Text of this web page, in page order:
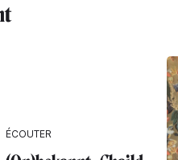
ÉCOUTER